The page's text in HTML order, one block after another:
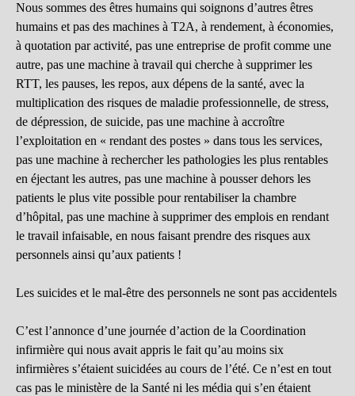
Nous sommes des êtres humains qui soignons d’autres êtres
humains et pas des machines à T2A, à rendement, à économies,
à quotation par activité, pas une entreprise de profit comme une
autre, pas une machine à travail qui cherche à supprimer les
RTT, les pauses, les repos, aux dépens de la santé, avec la
multiplication des risques de maladie professionnelle, de stress,
de dépression, de suicide, pas une machine à accroître
l’exploitation en « rendant des postes » dans tous les services,
pas une machine à rechercher les pathologies les plus rentables
en éjectant les autres, pas une machine à pousser dehors les
patients le plus vite possible pour rentabiliser la chambre
d’hôpital, pas une machine à supprimer des emplois en rendant
le travail infaisable, en nous faisant prendre des risques aux
personnels ainsi qu’aux patients !
Les suicides et le mal-être des personnels ne sont pas accidentels
C’est l’annonce d’une journée d’action de la Coordination
infirmière qui nous avait appris le fait qu’au moins six
infirmières s’étaient suicidées au cours de l’été. Ce n’est en tout
cas pas le ministère de la Santé ni les média qui s’en étaient